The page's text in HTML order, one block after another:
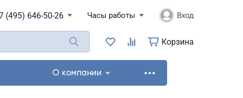
(495) 646-50-26 Часы работы Вход
Корзина
О компании